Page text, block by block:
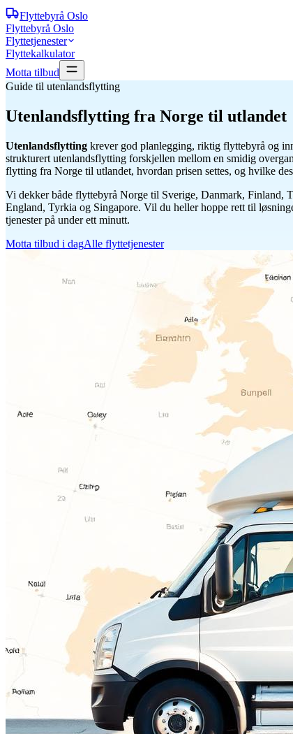
Flyttebyrå Oslo
Flyttebyrå Oslo
Flyttetjenester
Flyttekalkulator
Motta tilbud
Guide til utenlandsflytting
Utenlandsflytting fra Norge til utlandet
Utenlandsflytting krever god planlegging, riktig flyttebyrå og
strukturert utenlandsflytting forskjellen mellom en smidig
flytting fra Norge til utlandet, hvordan prisen settes, og hvilke
Vi dekker både flyttebyrå Norge til Sverige, Danmark, Finland,
England, Tyrkia og Singapore. Vil du heller hoppe rett til
tjenester på under ett minutt.
Motta tilbud i dagAlle flyttetjenester